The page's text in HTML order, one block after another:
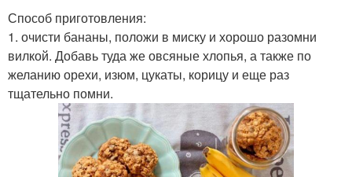
Способ приготовления:
1. очисти бананы, положи в миску и хорошо разомни
вилкой. Добавь туда же овсяные хлопья, а также по
желанию орехи, изюм, цукаты, корицу и еще раз
тщательно помни.